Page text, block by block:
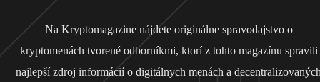
Na Kryptomagazine nájdete originálne spravodajstvo o
kryptomenách tvorené odborníkmi, ktorí z tohto magazínu spravili
najlepší zdroj informácií o digitálnych menách a